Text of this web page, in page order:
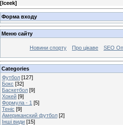
[Iceek]
Форма входу
Меню сайту
Новини спорту Про цікаве SEO
Categories
Футбол [127]
Бокс [32]
Баскетбол [9]
Хокей [9]
Формула - 1 [5]
Теніс [9]
Американский футбол [2]
Інші види [15]